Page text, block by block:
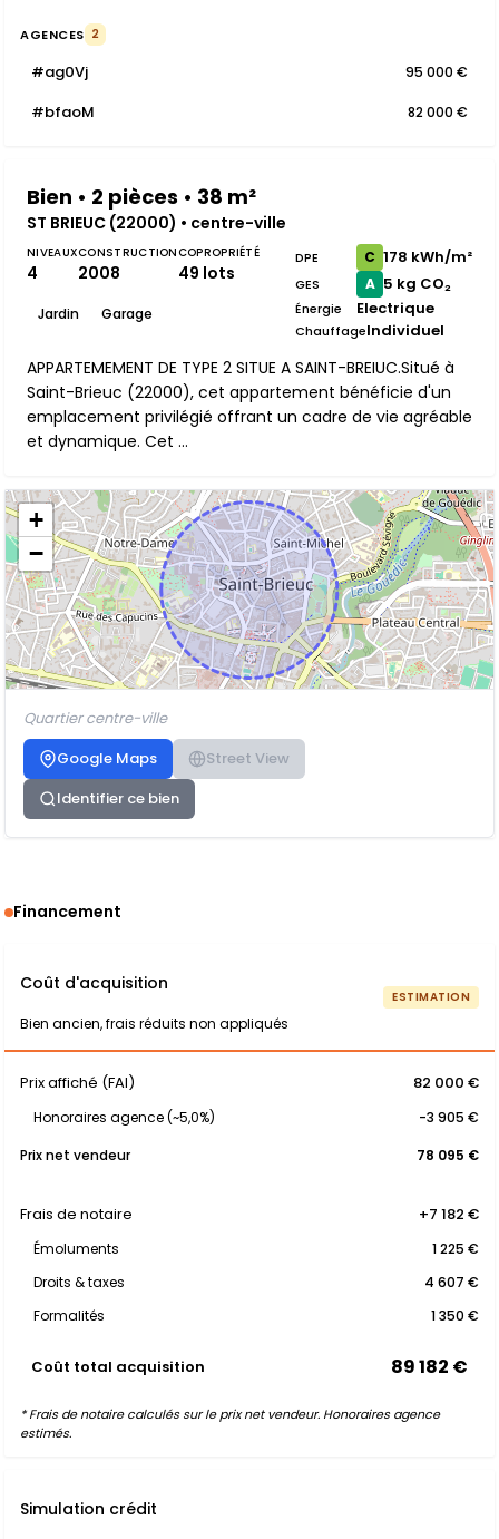
AGENCES 2
#ag0Vj 95 000 €
#bfaoM 82 000 €
Bien • 2 pièces • 38 m²
ST BRIEUC (22000) • centre-ville
NIVEAUX
4
CONSTRUCTION
2008
COPROPRIÉTÉ
49 lots
Jardin Garage
DPE C 178 kWh/m²
GES A 5 kg CO₂
Énergie Electrique
ChauffageIndividuel
APPARTEMEMENT DE TYPE 2 SITUE A SAINT-BREIUC.Situé à
Saint-Brieuc (22000), cet appartement bénéficie d'un
emplacement privilégié offrant un cadre de vie agréable
et dynamique. Cet ...
+
−
Quartier centre-ville
Google Maps
Street View
Identifier ce bien
Financement
Coût d'acquisition
Bien ancien, frais réduits non appliqués
ESTIMATION
Prix affiché (FAI) 82 000 €
Honoraires agence (~5,0%)
-3 905 €
Prix net vendeur
78 095 €
Frais de notaire +7 182 €
Émoluments
1 225 €
Droits & taxes
4 607 €
Formalités
1 350 €
Coût total acquisition 89 182 €
* Frais de notaire calculés sur le prix net vendeur. Honoraires agence
estimés.
Simulation crédit